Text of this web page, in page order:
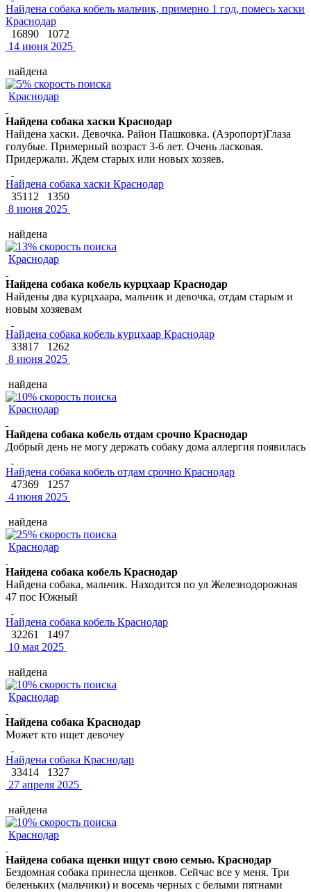
Найдена собака кобель мальчик, примерно 1 год, помесь хаски
Краснодар
16890
1072
14 июня 2025
найдена
Краснодар
Найдена собака хаски Краснодар
Найдена хаски. Девочка. Район Пашковка. (Аэропорт)Глаза
голубые. Примерный возраст 3-6 лет. Очень ласковая.
Придержали. Ждем старых или новых хозяев.
Найдена собака хаски Краснодар
35112
1350
8 июня 2025
найдена
Краснодар
Найдена собака кобель курцхаар Краснодар
Найдены два курцхаара, мальчик и девочка, отдам старым и
новым хозяевам
Найдена собака кобель курцхаар Краснодар
33817
1262
8 июня 2025
найдена
Краснодар
Найдена собака кобель отдам срочно Краснодар
Добрый день не могу держать собаку дома аллергия появилась
Найдена собака кобель отдам срочно Краснодар
47369
1257
4 июня 2025
найдена
Краснодар
Найдена собака кобель Краснодар
Найдена собака, мальчик. Находится по ул Железнодорожная
47 пос Южный
Найдена собака кобель Краснодар
32261
1497
10 мая 2025
найдена
Краснодар
Найдена собака Краснодар
Может кто ищет девочеу
Найдена собака Краснодар
33414
1327
27 апреля 2025
найдена
Краснодар
Найдена собака щенки ищут свою семью. Краснодар
Бездомная собака принесла щенков. Сейчас все у меня. Три
беленьких (мальчики) и восемь черных с белыми пятнами